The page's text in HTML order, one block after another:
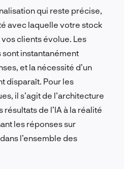
qui reste précise,
avec laquelle votre stock
clients évolue. Les
sont instantanément
et la nécessité d’un
disparaît. Pour les
il s’agit de l’architecture
de l’IA à la réalité
les réponses sur
l’ensemble des